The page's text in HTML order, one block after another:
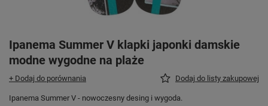
Ipanema Summer V klapki japonki damskie
modne wygodne na plaże
+ Dodaj do porównania Dodaj do listy zakupowej
Ipanema Summer V - nowoczesny desing i wygoda.